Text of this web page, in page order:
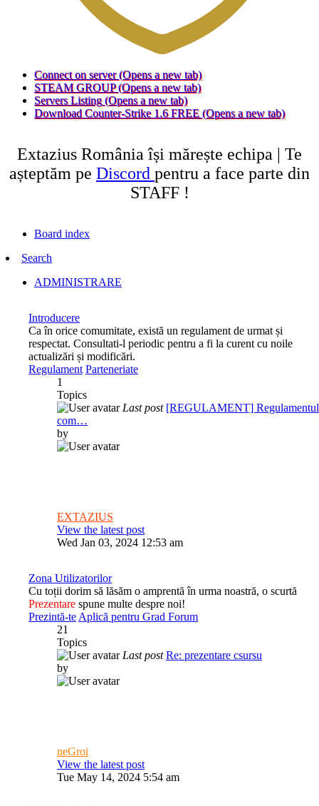
Connect on server (Opens a new tab)
STEAM GROUP (Opens a new tab)
Servers Listing (Opens a new tab)
Download Counter-Strike 1.6 FREE (Opens a new tab)
Extazius România își mărește echipa | Te
așteptăm pe Discord pentru a face parte din
STAFF !
Board index
Search
ADMINISTRARE
Introducere
Ca în orice comumitate, există un regulament de urmat și
respectat. Consultati-l periodic pentru a fi la curent cu noile
actualizări și modificări.
Regulament Parteneriate
1
Topics
Last post [REGULAMENT] Regulamentul
com…
by
EXTAZIUS
View the latest post
Wed Jan 03, 2024 12:53 am
Zona Utilizatorilor
Cu toții dorim să lăsăm o amprentă în urma noastră, o scurtă
Prezentare spune multe despre noi!
Prezintă-te Aplică pentru Grad Forum
21
Topics
Last post Re: prezentare csursu
by
neGroi
View the latest post
Tue May 14, 2024 5:54 am